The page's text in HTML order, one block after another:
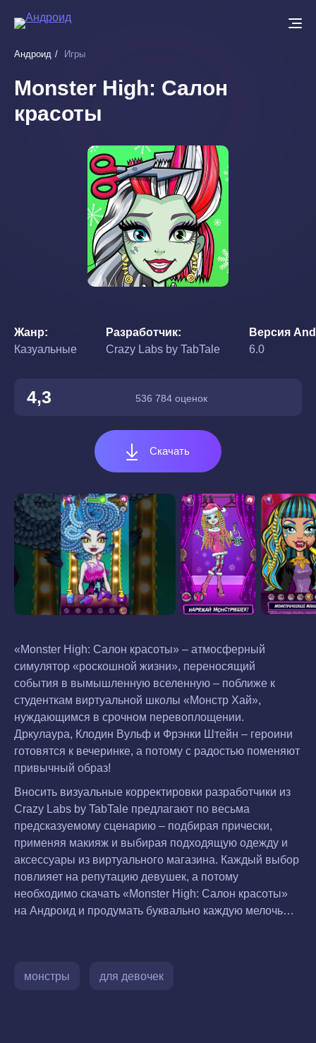
основному
Андроид Игры
Monster High: Салон
красоты
Жанр
Казуальные
Разработчик
Crazy Labs by TabTale
Версия
6.0
4,3 536 784 оценок
Скачать
«Monster High: Салон красоты» – атмосферный
симулятор «роскошной жизни», переносящий
события в вымышленную вселенную – поближе к
студенткам виртуальной школы «Монстр Хай»,
нуждающимся в срочном перевоплощении.
Дркулаура, Клодин Вульф и Фрэнки Штейн – героини
готовятся к вечеринке, а потому с радостью поменяют
привычный образ!
Вносить визуальные корректировки разработчики из
Crazy Labs by TabTale предлагают по весьма
предсказуемому сценарию – подбирая прически,
применяя макияж и выбирая подходящую одежду и
аксессуары из виртуального магазина. Каждый выбор
повлияет на репутацию девушек, а потому
необходимо скачать «Monster High: Салон красоты»
на Андроид и продумать буквально каждую мелочь…
монстры для девочек